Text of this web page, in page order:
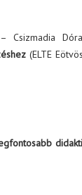
Csizmadia
(ELTE